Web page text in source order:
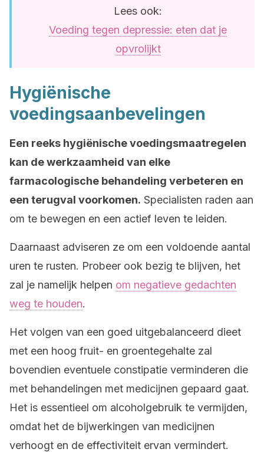
Lees ook:
Voeding tegen depressie: eten dat je
opvrolijkt
Hygiënische
voedingsaanbevelingen
Een reeks hygiënische voedingsmaatregelen
kan de werkzaamheid van elke
farmacologische behandeling verbeteren en
een terugval voorkomen. Specialisten raden aan
om te bewegen en een actief leven te leiden.
Daarnaast adviseren ze om een voldoende aantal
uren te rusten. Probeer ook bezig te blijven, het
zal je namelijk helpen om negatieve gedachten
weg te houden.
Het volgen van een goed uitgebalanceerd dieet
met een hoog fruit- en groentegehalte zal
bovendien eventuele constipatie verminderen die
met behandelingen met medicijnen gepaard gaat.
Het is essentieel om alcoholgebruik te vermijden,
omdat het de bijwerkingen van medicijnen
verhoogt en de effectiviteit ervan vermindert.